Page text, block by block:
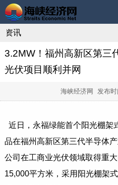
资讯
3.2MW！福州高新区第三
光伏项目顺利并网
海峡经济网 发布时
近日，永福绿能首个阳光棚架
品在福州高新区第三代半导体
公司在工商业光伏领域取得重
15,000平方米，采用阳光棚架